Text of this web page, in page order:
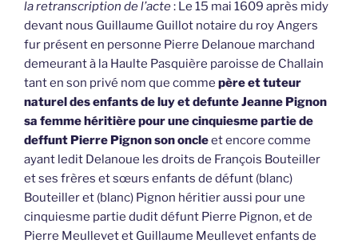
la retranscription de l’acte: Le 15 mai 1609 après midy
devant nous Guillaume Guillot notaire du roy Angers
fur présent en personne Pierre Delanoue marchand
demeurant à la Haulte Pasquière paroisse de Challain
tant en son privé nom que comme père et tuteur
naturel des enfants de luy et defunte Jeanne Pignon
sa femme héritière pour une cinquiesme partie de
deffunt Pierre Pignon son oncleet encore comme
ayant ledit Delanoue les droits de François Bouteiller
et ses frères et sœurs enfants de défunt (blanc)
Bouteiller et (blanc) Pignon héritier aussi pour une
cinquiesme partie dudit défunt Pierre Pignon, et de
Pierre Meullevet et Guillaume Meullevet enfants de